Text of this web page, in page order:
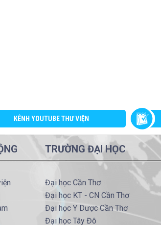
KÊNH YOUTUBE THƯ VIỆN
TRƯỜNG ĐẠI HỌC
Đại học Cần Thơ
Đại học KT - CN Cần Thơ
Đại học Y Dược Cần Thơ
Đại học Tây Đô